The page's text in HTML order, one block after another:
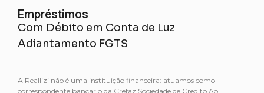
Empréstimos
Com Débito em Conta de Luz
Adiantamento FGTS
A Reallizi não é uma instituição financeira: atuamos como
correspondente bancário da Crefaz Sociedade de Credito Ao